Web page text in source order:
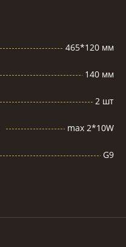
465*120 мм
140 мм
2 шт
max 2*10W
G9